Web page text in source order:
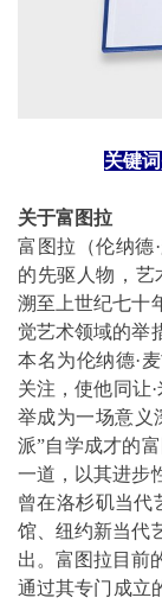
关键
关于富图拉
富图拉（伦纳德
的先驱人物，艺
溯至上世纪七十
觉艺术领域的举
本名为伦纳德·
关注，使他同让
举成为一场意义
派”自学成才的
一道，以其进步
曾在洛杉矶当代
馆、纽约新当代
出。富图拉目前
通过其专门成立